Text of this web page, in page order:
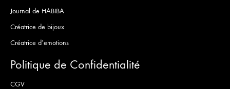
Journal de HABIBA
Créatrice de bijoux
Créatrice d’emotions
Politique de Confidentialité
CGV